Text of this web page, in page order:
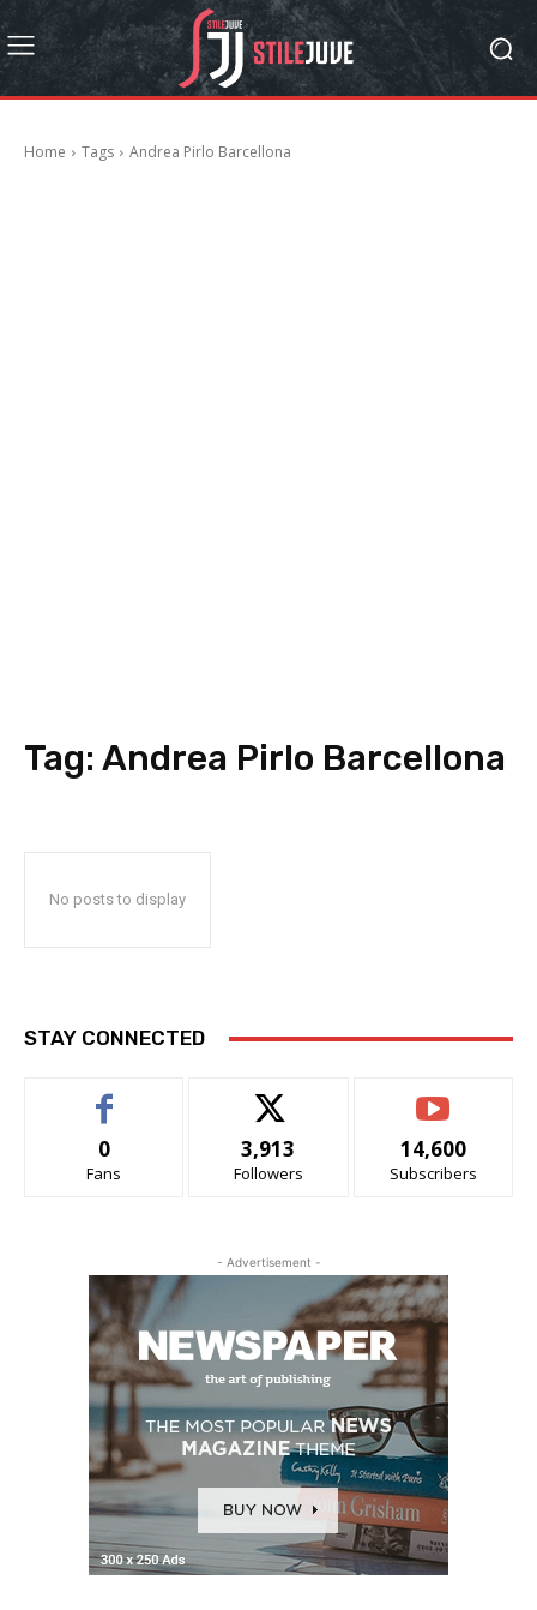
Home Tags Andrea Pirlo Barcellona
Tag: Andrea Pirlo Barcellona
No posts to display
STAY CONNECTED
0
Fans
3,913
Followers
14,600
Subscribers
- Advertisement -